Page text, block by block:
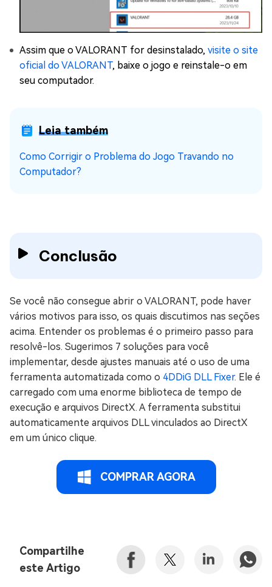
Assim que o VALORANT for desinstalado, visite o site
oficial do VALORANT, baixe o jogo e reinstale-o em
seu computador.
Leia também
Como Corrigir o Problema do Jogo Travando no
Computador?
Conclusão
Se você não consegue abrir o VALORANT, pode haver
vários motivos para isso, os quais discutimos nas seções
acima. Entender os problemas é o primeiro passo para
resolvê-los. Sugerimos 7 soluções para você
implementar, desde ajustes manuais até o uso de uma
ferramenta automatizada como o 4DDiG DLL Fixer. Ele é
carregado com uma enorme biblioteca de tempo de
execução e arquivos DirectX. A ferramenta substitui
automaticamente arquivos DLL vinculados ao DirectX
em um único clique.
COMPRAR AGORA
Compartilhe
este Artigo